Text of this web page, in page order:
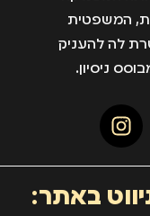
המשפטית
לה להעניק
ניסיון.
באתר: